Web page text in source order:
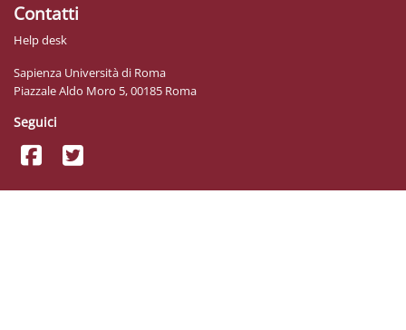
Contatti
Help desk
Sapienza Università di Roma
Piazzale Aldo Moro 5, 00185 Roma
Seguici